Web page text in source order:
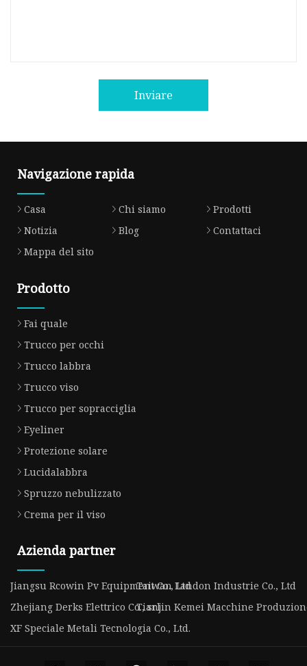
Inviare
Navigazione rapida
Casa Chi siamo
Prodotti
Notizia
Blog
Contattaci
Mappa del sito
Prodotto
Fai quale
Trucco per occhi
Trucco labbra
Trucco viso
Trucco per sopracciglia
Eyeliner
Protezione solare
Lucidalabbra
Spruzzo nebulizzato
Crema per il viso
Azienda partner
Jiangsu Rcowin Pv Equipment Co., LtdTaiwan Landon Industrie Co., Ltd
Zhejiang Derks Elettrico Co., srlTianjin Kemei Macchine
XF Speciale Metali Tecnologia Co., Ltd.